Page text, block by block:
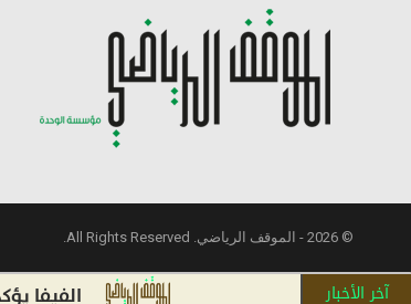
© 2026 - الموقف الرياضي. All Rights Reserved.
آخر الأخبار الفيفا يؤكد